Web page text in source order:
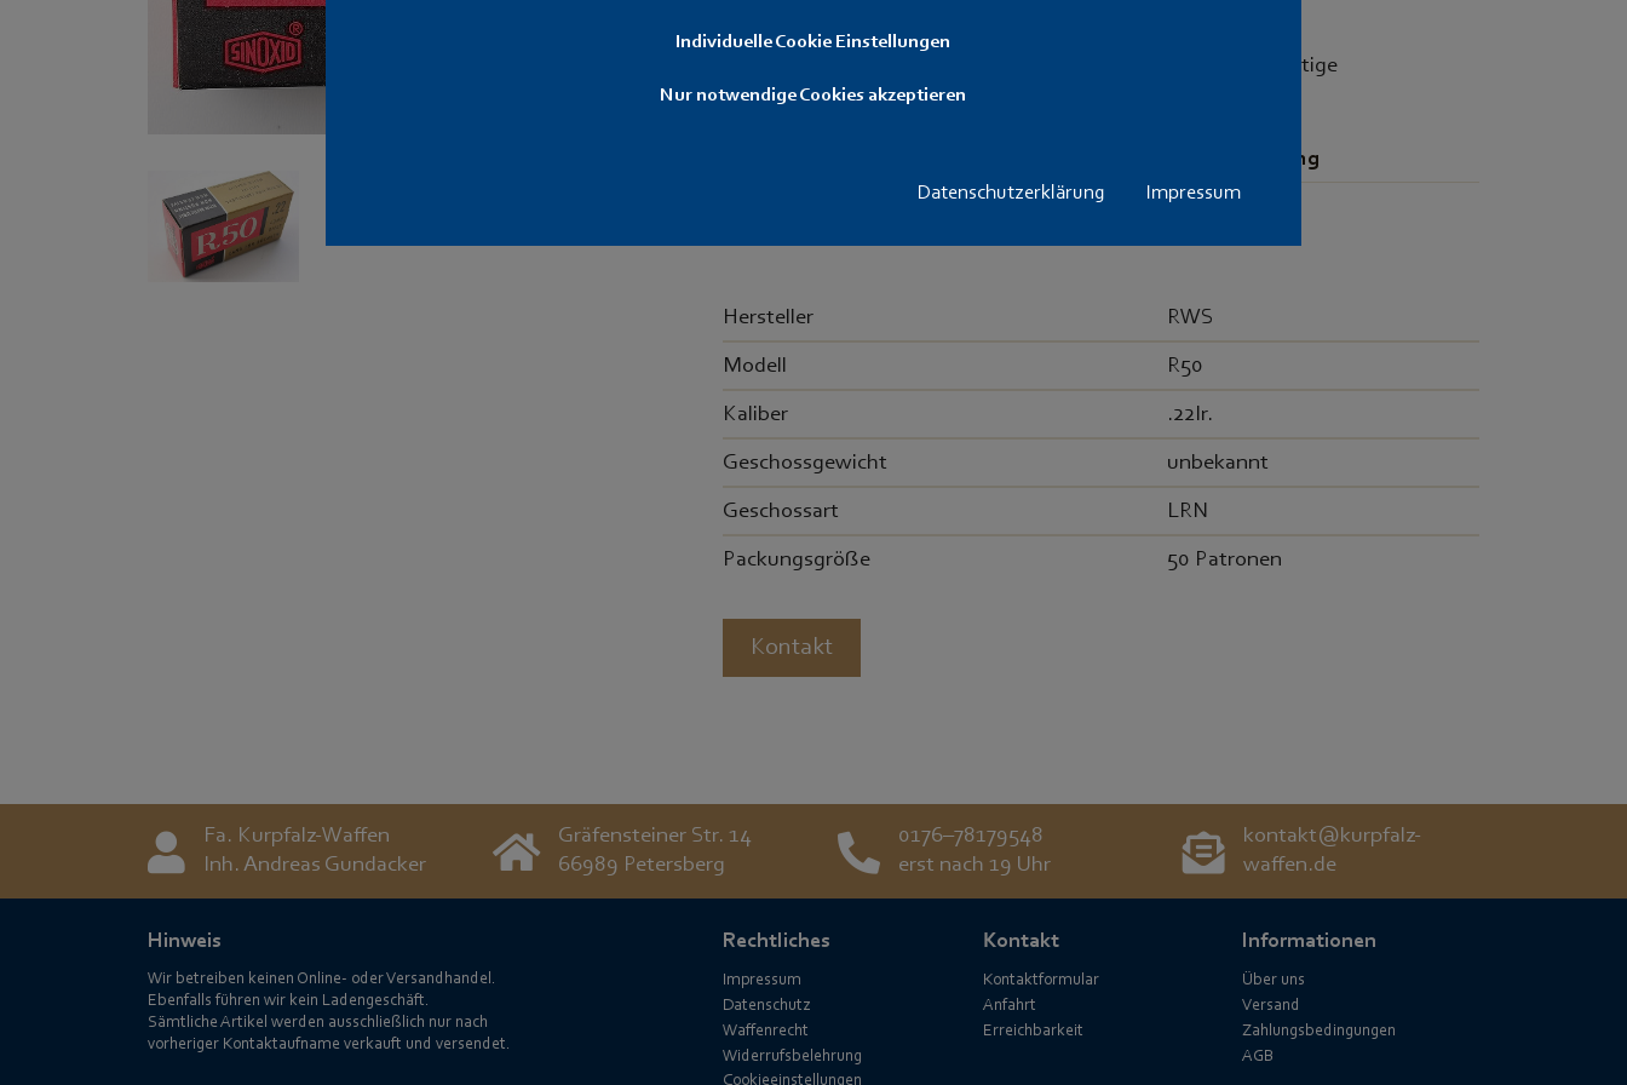
Individuelle Cookie Einstellungen
Nur notwendige Cookies akzeptieren
Datenschutzerklärung Impressum
Ideale Patrone speziell für den Wettkampf. Qualitativ hochwertige
Matchmunition für die sportliche Verwendung.
Preis pro Packung
50 12,- €
Hersteller RWS
Modell R50
Kaliber .22lr.
Geschossgewicht unbekannt
Geschossart LRN
Packungsgröße 50 Patronen
Kontakt
Fa. Kurpfalz-Waffen
Inh. Andreas Gundacker
Gräfensteiner Str. 14
66989 Petersberg
0176–78179548
erst nach 19 Uhr
kontakt@kurpfalz-
waffen.de
Hinweis
Wir betreiben keinen Online- oder Versandhandel.
Ebenfalls führen wir kein Ladengeschäft.
Sämtliche Artikel werden ausschließlich nur nach
vorheriger Kontaktaufname verkauft und versendet.
Rechtliches
Impressum
Datenschutz
Waffenrecht
Widerrufsbelehrung
Kontakt
Kontaktformular
Anfahrt
Erreichbarkeit
Informationen
Über uns
Versand
Zahlungsbedingungen
AGB
Cookieeinstellungen